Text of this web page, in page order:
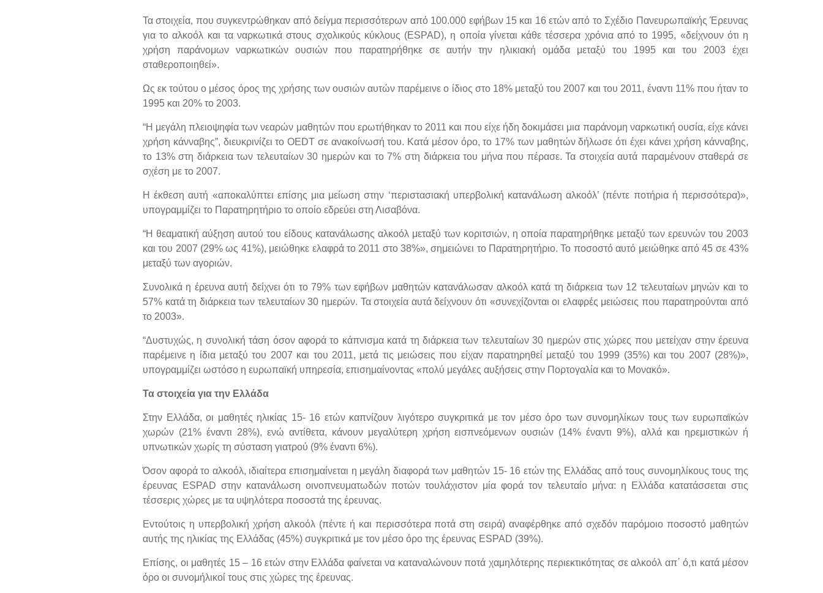
Τα στοιχεία, που συγκεντρώθηκαν από δείγμα περισσότερων από 100.000 εφήβων 15 και 16 ετών από το Σχέδιο Πανευρωπαϊκής Έρευνας
για το αλκοόλ και τα ναρκωτικά στους σχολικούς κύκλους (ESPAD), η οποία γίνεται κάθε τέσσερα χρόνια από το 1995, «δείχνουν ότι η
χρήση παράνομων ναρκωτικών ουσιών που παρατηρήθηκε σε αυτήν την ηλικιακή ομάδα μεταξύ του 1995 και του 2003 έχει
σταθεροποιηθεί».
Ως εκ τούτου ο μέσος όρος της χρήσης των ουσιών αυτών παρέμεινε ο ίδιος στο 18% μεταξύ του 2007 και του 2011, έναντι 11% που ήταν το
1995 και 20% το 2003.
“Η μεγάλη πλειοψηφία των νεαρών μαθητών που ερωτήθηκαν το 2011 και που είχε ήδη δοκιμάσει μια παράνομη ναρκωτική ουσία, είχε κάνει
χρήση κάνναβης”, διευκρινίζει το OEDT σε ανακοίνωσή του. Κατά μέσον όρο, το 17% των μαθητών δήλωσε ότι έχει κάνει χρήση κάνναβης,
το 13% στη διάρκεια των τελευταίων 30 ημερών και το 7% στη διάρκεια του μήνα που πέρασε. Τα στοιχεία αυτά παραμένουν σταθερά σε
σχέση με το 2007.
Η έκθεση αυτή «αποκαλύπτει επίσης μια μείωση στην ‘περιστασιακή υπερβολική κατανάλωση αλκοόλ’ (πέντε ποτήρια ή περισσότερα)»,
υπογραμμίζει το Παρατηρητήριο το οποίο εδρεύει στη Λισαβόνα.
“Η θεαματική αύξηση αυτού του είδους κατανάλωσης αλκοόλ μεταξύ των κοριτσιών, η οποία παρατηρήθηκε μεταξύ των ερευνών του 2003
και του 2007 (29% ως 41%), μειώθηκε ελαφρά το 2011 στο 38%», σημειώνει το Παρατηρητήριο. Το ποσοστό αυτό μειώθηκε από 45 σε 43%
μεταξύ των αγοριών.
Συνολικά η έρευνα αυτή δείχνει ότι το 79% των εφήβων μαθητών κατανάλωσαν αλκοόλ κατά τη διάρκεια των 12 τελευταίων μηνών και το
57% κατά τη διάρκεια των τελευταίων 30 ημερών. Τα στοιχεία αυτά δείχνουν ότι «συνεχίζονται οι ελαφρές μειώσεις που παρατηρούνται από
το 2003».
“Δυστυχώς, η συνολική τάση όσον αφορά το κάπνισμα κατά τη διάρκεια των τελευταίων 30 ημερών στις χώρες που μετείχαν στην έρευνα
παρέμεινε η ίδια μεταξύ του 2007 και του 2011, μετά τις μειώσεις που είχαν παρατηρηθεί μεταξύ του 1999 (35%) και του 2007 (28%)»,
υπογραμμίζει ωστόσο η ευρωπαϊκή υπηρεσία, επισημαίνοντας «πολύ μεγάλες αυξήσεις στην Πορτογαλία και το Μονακό».
Τα στοιχεία για την Ελλάδα
Στην Ελλάδα, οι μαθητές ηλικίας 15- 16 ετών καπνίζουν λιγότερο συγκριτικά με τον μέσο όρο των συνομηλίκων τους των ευρωπαϊκών
χωρών (21% έναντι 28%), ενώ αντίθετα, κάνουν μεγαλύτερη χρήση εισπνεόμενων ουσιών (14% έναντι 9%), αλλά και ηρεμιστικών ή
υπνωτικών χωρίς τη σύσταση γιατρού (9% έναντι 6%).
Όσον αφορά το αλκοόλ, ιδιαίτερα επισημαίνεται η μεγάλη διαφορά των μαθητών 15- 16 ετών της Ελλάδας από τους συνομηλίκους τους της
έρευνας ESPAD στην κατανάλωση οινοπνευματωδών ποτών τουλάχιστον μία φορά τον τελευταίο μήνα: η Ελλάδα κατατάσσεται στις
τέσσερις χώρες με τα υψηλότερα ποσοστά της έρευνας.
Εντούτοις η υπερβολική χρήση αλκοόλ (πέντε ή και περισσότερα ποτά στη σειρά) αναφέρθηκε από σχεδόν παρόμοιο ποσοστό μαθητών
αυτής της ηλικίας της Ελλάδας (45%) συγκριτικά με τον μέσο όρο της έρευνας ESPAD (39%).
Επίσης, οι μαθητές 15 – 16 ετών στην Ελλάδα φαίνεται να καταναλώνουν ποτά χαμηλότερης περιεκτικότητας σε αλκοόλ απ΄ ό,τι κατά μέσον
όρο οι συνομήλικοί τους στις χώρες της έρευνας.